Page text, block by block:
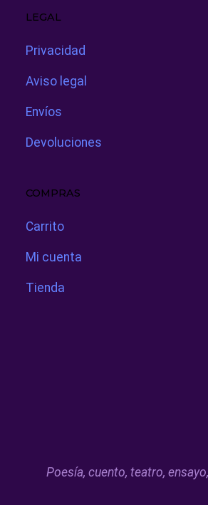
LEGAL
Privacidad
Aviso legal
Envíos
Devoluciones
COMPRAS
Carrito
Mi cuenta
Tienda
Poesía, cuento, teatro,